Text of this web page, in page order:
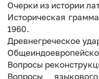
Очерки из истории
Историческая
1960.
Древнегреческое
Вопросы
Вопросы